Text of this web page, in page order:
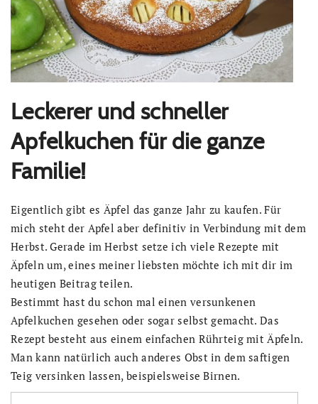
Leckerer und schneller
Apfelkuchen für die ganze
Familie!
Eigentlich gibt es Äpfel das ganze Jahr zu kaufen. Für
mich steht der Apfel aber definitiv in Verbindung mit dem
Herbst. Gerade im Herbst setze ich viele Rezepte mit
Äpfeln um, eines meiner liebsten möchte ich mit dir im
heutigen Beitrag teilen.
Bestimmt hast du schon mal einen versunkenen
Apfelkuchen gesehen oder sogar selbst gemacht. Das
Rezept besteht aus einem einfachen Rührteig mit Äpfeln.
Man kann natürlich auch anderes Obst in dem saftigen
Teig versinken lassen, beispielsweise Birnen.